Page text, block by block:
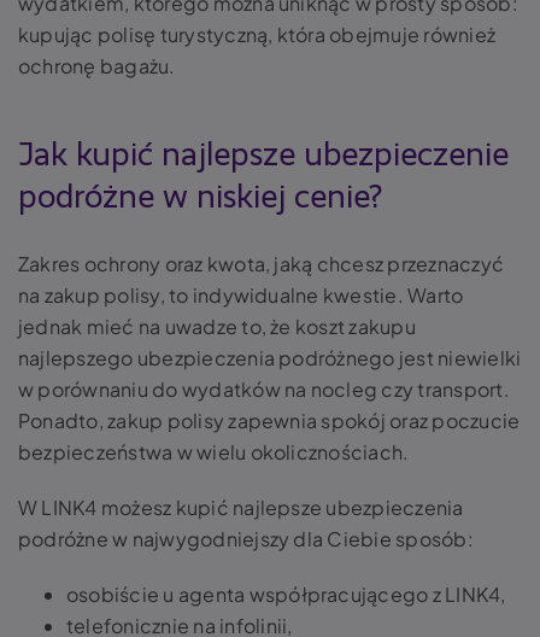
kupując polisę turystyczną, która obejmuje również
ochronę bagażu.
Jak kupić najlepsze ubezpieczenie
podróżne w niskiej cenie?
Zakres ochrony oraz kwota, jaką chcesz przeznaczyć
na zakup polisy, to indywidualne kwestie. Warto
jednak mieć na uwadze to, że koszt zakupu
najlepszego ubezpieczenia podróżnego jest niewielki
w porównaniu do wydatków na nocleg czy transport.
Ponadto, zakup polisy zapewnia spokój oraz poczucie
bezpieczeństwa w wielu okolicznościach.
W LINK4 możesz kupić najlepsze ubezpieczenia
podróżne w najwygodniejszy dla Ciebie sposób:
osobiście u agenta współpracującego z LINK4,
telefonicznie na infolinii,